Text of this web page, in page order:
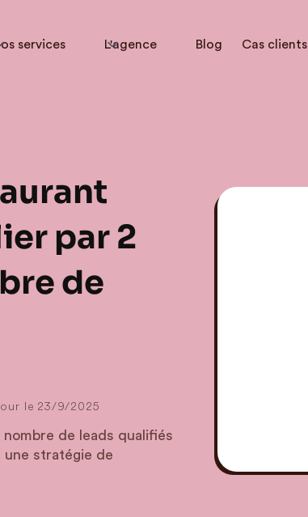
par 2
de
le 23/9/2025
de leads qualifiés
une stratégie de
services L'agence Blog Cas clients